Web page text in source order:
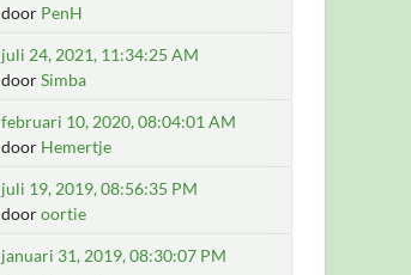
door PenH
juli 24, 2021, 11:34:25 AM
doorSimba
februari 10, 2020, 08:04:01 AM
door Hemertje
juli 19, 2019, 08:56:35 PM
dooroortie
januari 31, 2019, 08:30:07 PM